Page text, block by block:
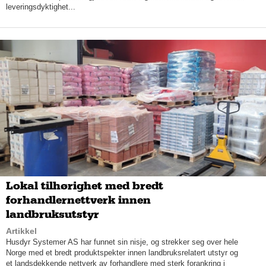
dem, så hadde det ikke gått.
Deretter fulgte to år med intensiv jobbing for å kalibrere og
kjedenøytral app, med vareutvalget i svinn-kategorien til hittil
fire av våre største matvarekjeder i Norge.
leveringsdyktighet...
Lokal tilhørighet med bredt
forhandlernettverk innen
landbruksutstyr
Artikkel
Husdyr Systemer AS har funnet sin nisje, og strekker seg over hele
Norge med et bredt produktspekter innen landbruksrelatert utstyr og
et landsdekkende nettverk av forhandlere med sterk forankring i